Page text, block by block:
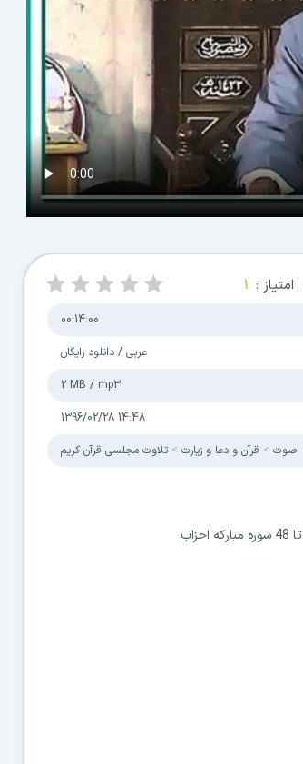
امتیاز : 1
00:14:00
عربی / دانلود رایگان
2 MB / mp3
1396/02/28 14:48
صوت قرآن و دعا و زیارت تلاوت مجلسی قرآن کریم